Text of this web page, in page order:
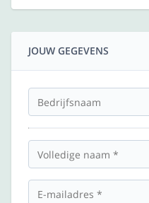
JOUW GEGEVENS